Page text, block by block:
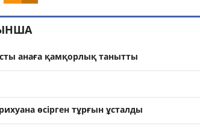
анаға қамқорлық танытты
өсірген тұрғын ұсталды